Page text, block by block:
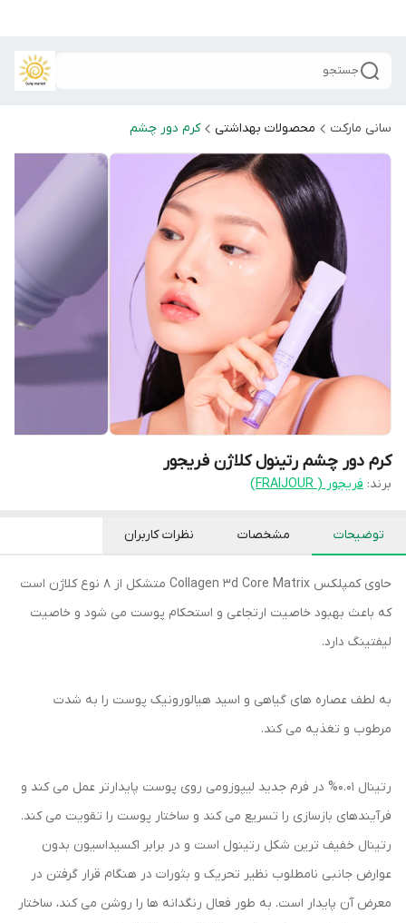
جستجو
سانی مارکت محصولات بهداشتی کرم دور چشم
کرم دور چشم رتینول ‌کلاژن فریجور
برند: فریجور ( FRAIJOUR)
توضیحات مشخصات نظرات کاربران
حاوی کمپلکس Collagen 3d Core Matrix متشکل از 8 نوع کلاژن است
که باعث بهبود خاصیت ارتجاعی و استحکام پوست می شود و خاصیت
لیفتینگ دارد.
به لطف عصاره های گیاهی و اسید هیالورونیک پوست را به شدت
مرطوب و تغذیه می کند.
رتینال 0.01% در فرم جدید لیپوزومی روی پوست پایدارتر عمل می کند و
فرآیندهای بازسازی را تسریع می کند و ساختار پوست را تقویت می کند.
رتینال خفیف ترین شکل رتینول است و در برابر اکسیداسیون بدون
عوارض جانبی نامطلوب نظیر تحریک و بثورات در هنگام قرار گرفتن در
معرض آن پایدار است. به طور فعال رنگدانه ها را روشن می کند، ساختار